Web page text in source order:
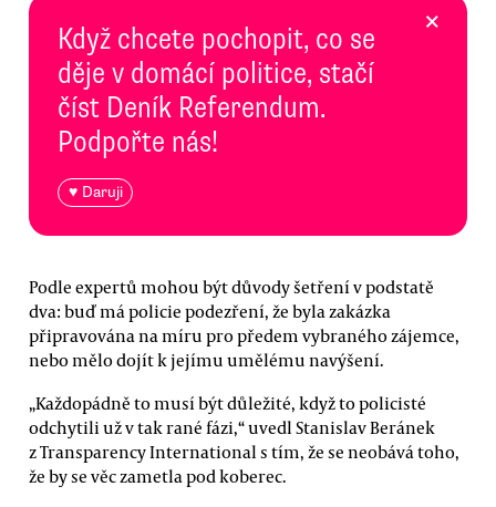
Když chcete pochopit, co se
děje v domácí politice, stačí
číst Deník Referendum.
Podpořte nás!
♥ Daruji
×
Podle expertů mohou být důvody šetření v podstatě
dva: buď má policie podezření, že byla zakázka
připravována na míru pro předem vybraného zájemce,
nebo mělo dojít k jejímu umělému navýšení.
„Každopádně to musí být důležité, když to policisté
odchytili už v tak rané fázi,“ uvedl Stanislav Beránek
z Transparency International s tím, že se neobává toho,
že by se věc zametla pod koberec.